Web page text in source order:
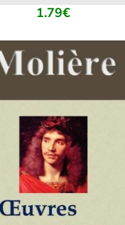
1.79€
AJOUTER AU PANIER
DÉTAILS